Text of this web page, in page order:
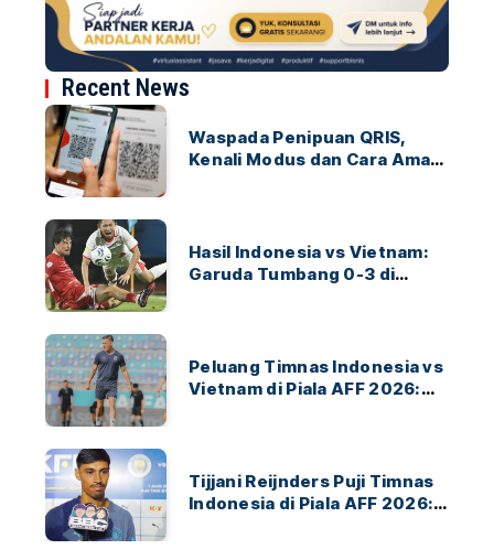
Recent News
Waspada Penipuan QRIS,
Kenali Modus dan Cara Aman
Hasil Indonesia vs Vietnam:
Garuda Tumbang 0-3 di
Peluang Timnas Indonesia vs
Vietnam di Piala AFF 2026:
Tijjani Reijnders Puji Timnas
Indonesia di Piala AFF 2026: